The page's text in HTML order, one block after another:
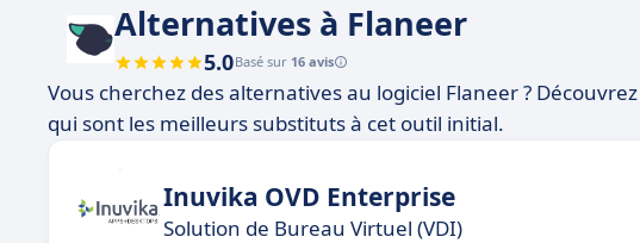
Alternatives à Flaneer
5.0Basé sur 16 avis
Vous cherchez des alternatives au logiciel Flaneer ?
qui sont les meilleurs substituts à cet outil initial.
Inuvika OVD Enterprise
Solution de Bureau Virtuel (VDI)